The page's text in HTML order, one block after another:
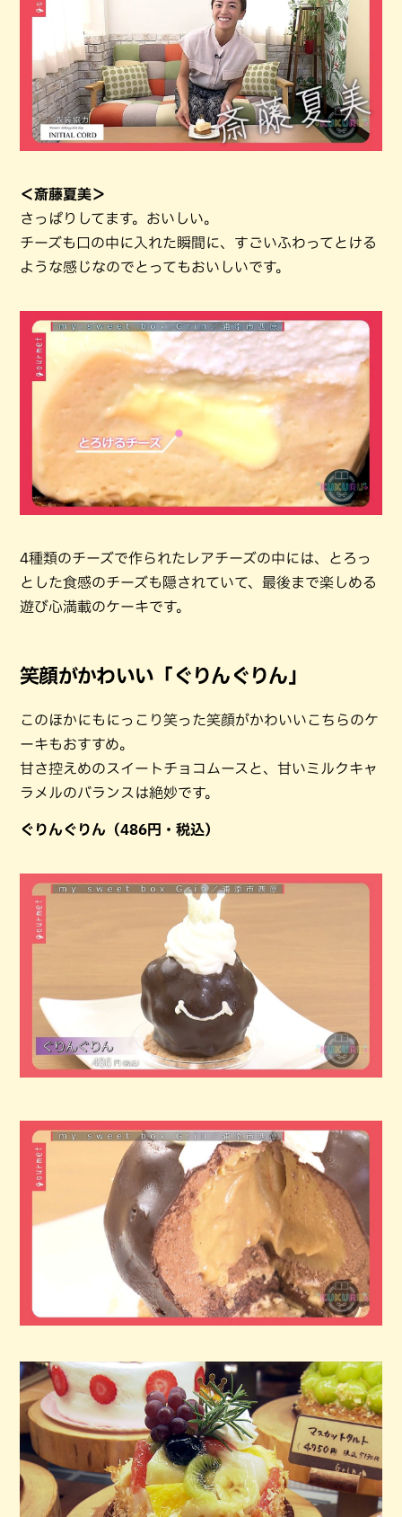
＜斎藤夏美＞
さっぱりしてます。おいしい。
チーズも口の中に入れた瞬間に、すごいふわってとける
ような感じなのでとってもおいしいです。
4種類のチーズで作られたレアチーズの中には、とろっ
とした食感のチーズも隠されていて、最後まで楽しめる
遊び心満載のケーキです。
笑顔がかわいい「ぐりんぐりん」
このほかにもにっこり笑った笑顔がかわいいこちらのケ
ーキもおすすめ。
甘さ控えめのスイートチョコムースと、甘いミルクキャ
ラメルのバランスは絶妙です。
ぐりんぐりん（486円・税込）